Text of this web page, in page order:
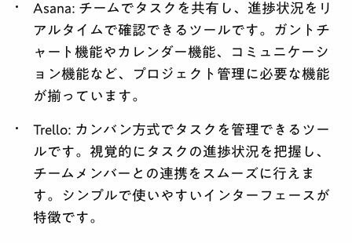
Asana: チームでタスクを共有し、進捗状況をリ
アルタイムで確認できるツールです。ガントチ
ャート機能やカレンダー機能、コミュニケーシ
ョン機能など、プロジェクト管理に必要な機能
が揃っています。
Trello: カンバン方式でタスクを管理できるツー
ルです。視覚的にタスクの進捗状況を把握し、
チームメンバーとの連携をスムーズに行えま
す。シンプルで使いやすいインターフェースが
特徴です。